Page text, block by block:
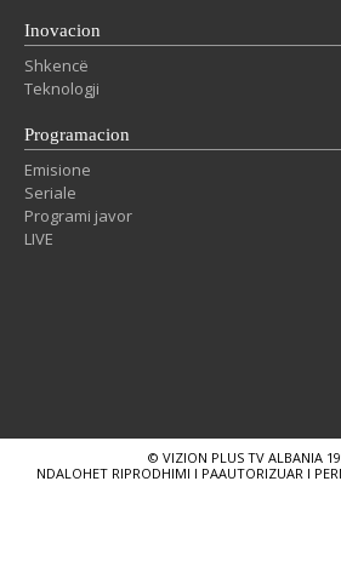
Inovacion
Shkencë
Teknologji
Programacion
Emisione
Seriale
Programi javor
LIVE
© VIZION PLUS TV ALBANIA
NDALOHET RIPRODHIMI I PAAUTORIZUAR I